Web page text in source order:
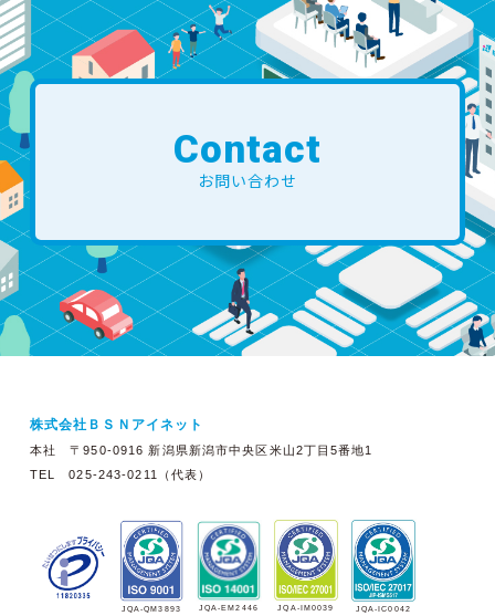
Contact
お問い合わせ
株式会社ＢＳＮアイネット
本社 〒950-0916 新潟県新潟市中央区米山2丁目5番地1
TEL 025-243-0211（代表）
JQA-QM3893 JQA-EM2446 JQA-IM0039 JQA-IC0042